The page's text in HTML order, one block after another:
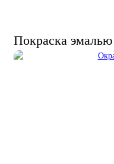
Покраска